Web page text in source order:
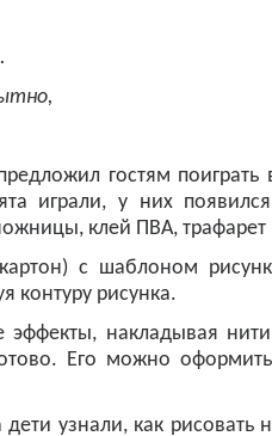
гостям поиграть
играли, у них
клей ПВА,
с шаблоном
контуру рисунка.
накладывая
Его можно
дети узнали, как